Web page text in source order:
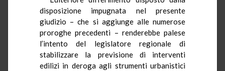
disposizione impugnata nel presente
giudizio – che si aggiunge alle numerose
proroghe precedenti – renderebbe palese
l’intento del legislatore regionale di
stabilizzare la previsione di interventi
edilizi in deroga agli strumenti urbanistici